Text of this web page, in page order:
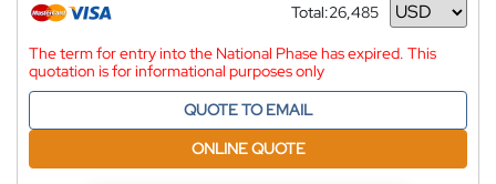
Total:26,485
Currency
The term for entry into the National Phase has expired. This
quotation is for informational purposes only
QUOTE TO EMAIL
ONLINE QUOTE